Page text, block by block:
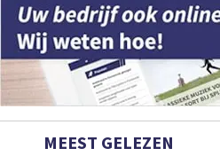
MEEST GELEZEN